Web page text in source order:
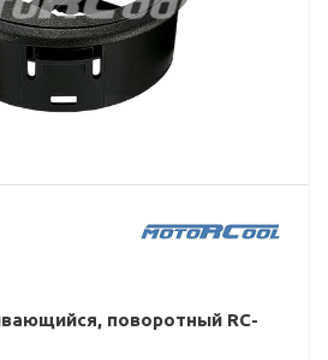
поворотный RC-